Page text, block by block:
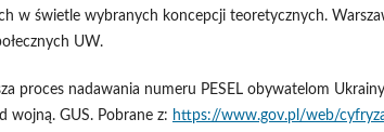
w świetle wybranych koncepcji teoretycznych.
UW.
proces nadawania numeru PESEL obywatelom
wojną. GUS. Pobrane z: https://www.gov.pl/web/